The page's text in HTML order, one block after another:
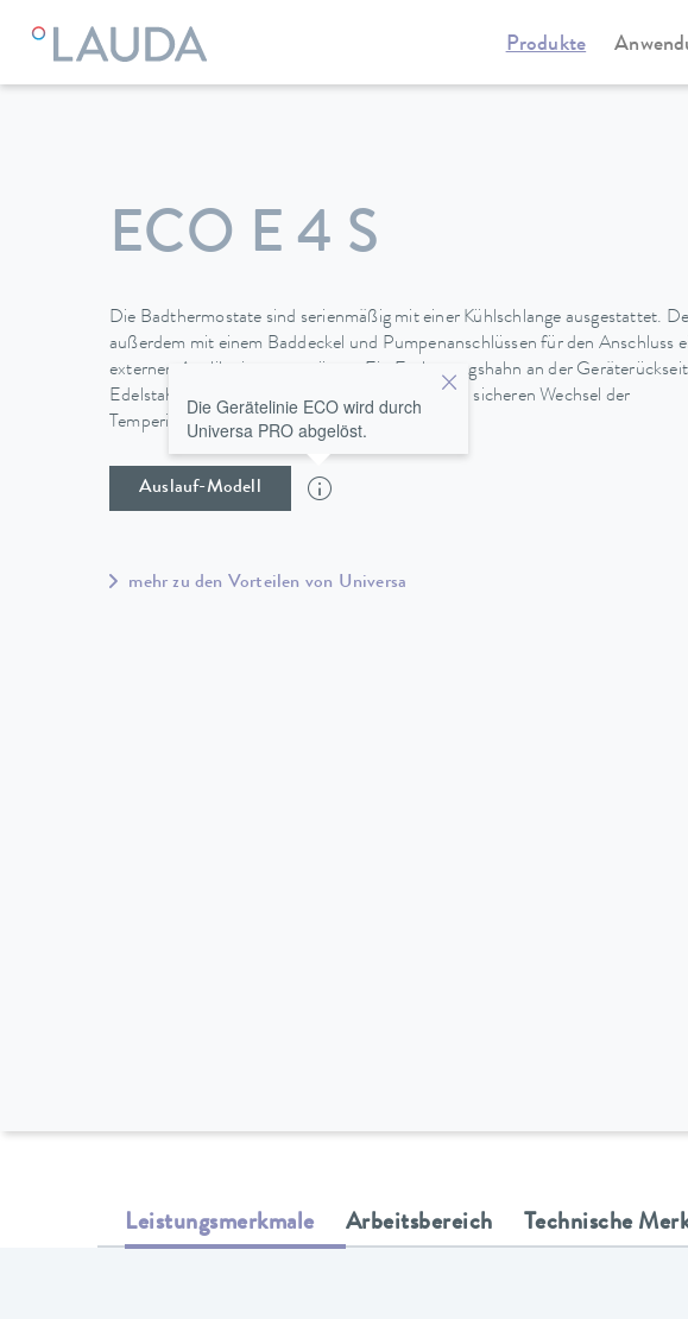
Produkte
LAUDA Temperiergeräte Wärmethermostate Universa
ECO E 4 S
Die Badthermostate sind serienmäßig mit einer Kühlschlange ausgestattet.
außerdem mit einem Baddeckel und Pumpenanschlüssen für den Anschluss
externen Applikation ausgerüstet. Ein Entleerungshahn an der
Edelstahlbädern ermöglicht einen einfachen und sicheren Wechsel der
Temperierflüssigkeit.
Auslauf-Modell
Die Gerätelinie ECO wird durch
Universa PRO abgelöst.
mehr zu den Vorteilen von Universa
Leistungsmerkmale Arbeitsbereich Technische